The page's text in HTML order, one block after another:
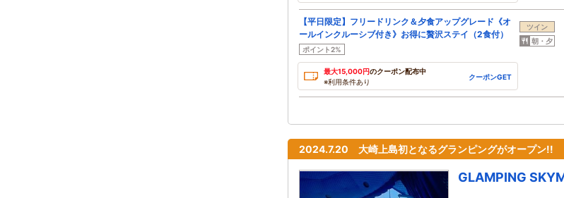
【平日限定】フリードリンク＆夕食アップグレード《オ
ールインクルーシブ付き》お得に贅沢ステイ（2食付）
ポイント2%
最大15,000円のクーポン配布中
※利用条件あり
クーポンGET
ツイン
朝・夕
2024.7.20 大崎上島初となるグランピングがオープン!!
GLAMPING